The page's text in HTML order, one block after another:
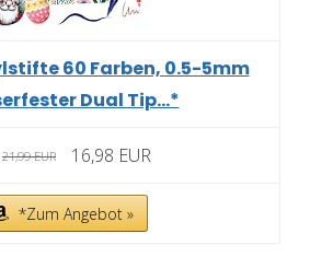
60 Farben, 0.5-5mm
Dual Tip...*
21,99 EUR 16,98 EUR
*Zum Angebot »